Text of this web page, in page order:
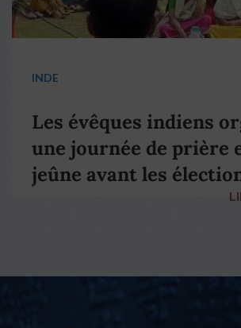
INDE
Les évêques indiens
une journée de prière
jeûne avant les